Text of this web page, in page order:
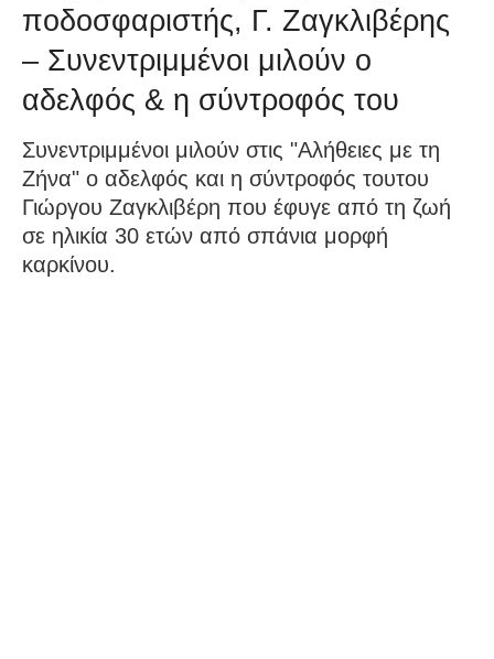
ποδοσφαριστής, Γ. Ζαγκλιβέρης
– Συνεντριμμένοι μιλούν ο
αδελφός & η σύντροφός του
Συνεντριμμένοι μιλούν στις "Αλήθειες με τη
Ζήνα" ο αδελφός και η σύντροφός τουτου
Γιώργου Ζαγκλιβέρη που έφυγε από τη ζωή
σε ηλικία 30 ετών από σπάνια μορφή
καρκίνου.